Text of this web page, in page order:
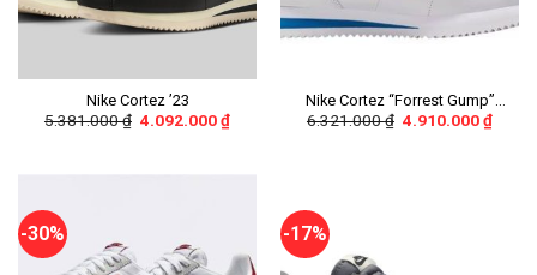
Nike Cortez ’23
5.381.000₫ 4.092.000₫
Nike Cortez “Forrest Gump”
(White/Varsity Red)
6.321.000₫ 4.910.000₫
-30% -17%